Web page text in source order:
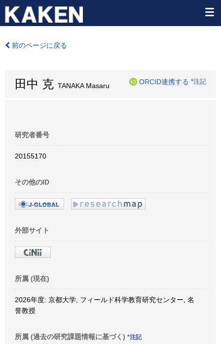
前のページに戻る
田中 克 TANAKA Masaru
ORCID連携する *注記
研究者番号
20155170
その他のID
外部サイト
所属 (現在)
2026年度: 京都大学, フィールド科学教育研究センター, 名
誉教授
所属 (過去の研究課題情報に基づく) *注記